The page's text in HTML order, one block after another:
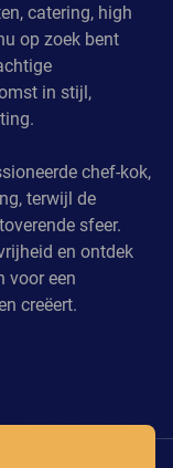
catering, high
op zoek bent
in stijl,
chef-kok,
terwijl de
sfeer.
en ontdek
voor een
creëert.